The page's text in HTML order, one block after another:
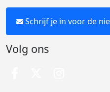
Schrijf je in voor de
Volg ons